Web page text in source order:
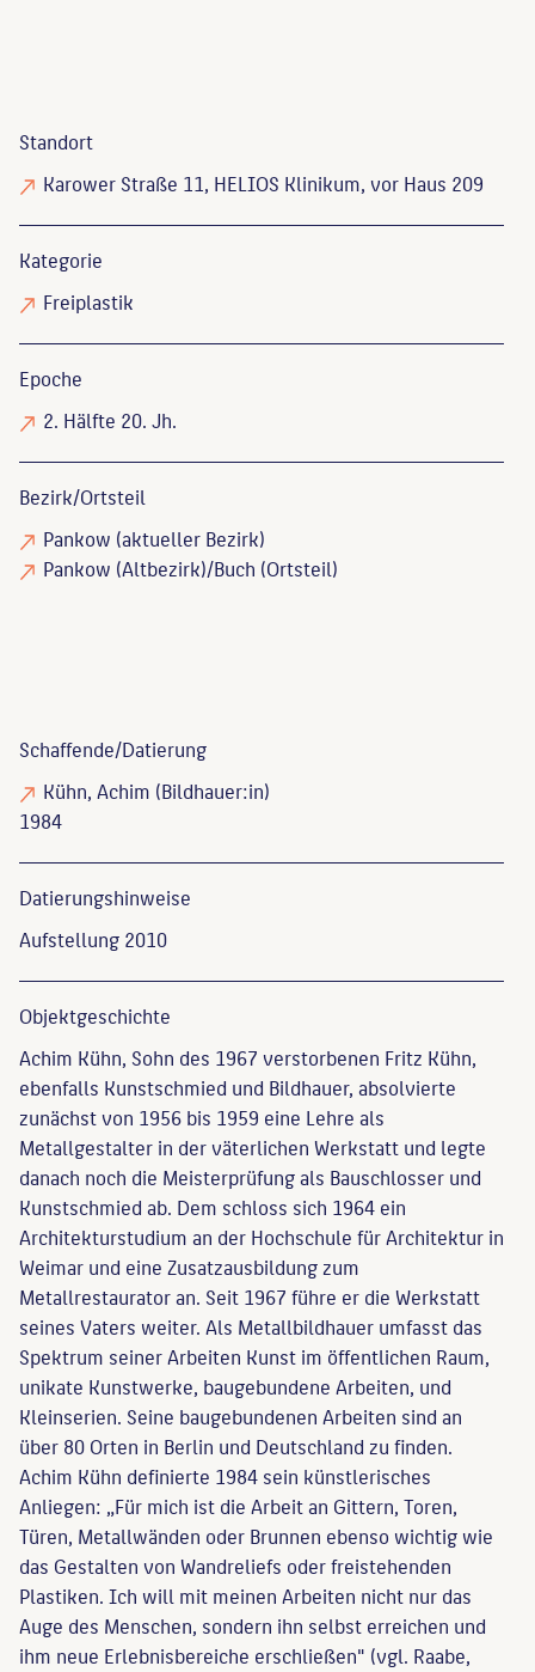
Standort
Karower Straße 11, HELIOS Klinikum, vor Haus 209
Kategorie
Freiplastik
Epoche
2. Hälfte 20. Jh.
Bezirk/Ortsteil
Pankow (aktueller Bezirk)
Pankow (Altbezirk)/Buch (Ortsteil)
Schaffende/Datierung
Kühn, Achim (Bildhauer:in)
1984
Datierungs­hinweise
Aufstellung 2010
Objekt­geschichte
Achim Kühn, Sohn des 1967 verstorbenen Fritz Kühn,
ebenfalls Kunstschmied und Bildhauer, absolvierte
zunächst von 1956 bis 1959 eine Lehre als
Metallgestalter in der väterlichen Werkstatt und legte
danach noch die Meisterprüfung als Bauschlosser und
Kunstschmied ab. Dem schloss sich 1964 ein
Architekturstudium an der Hochschule für Architektur in
Weimar und eine Zusatzausbildung zum
Metallrestaurator an. Seit 1967 führe er die Werkstatt
seines Vaters weiter. Als Metallbildhauer umfasst das
Spektrum seiner Arbeiten Kunst im öffentlichen Raum,
unikate Kunstwerke, baugebundene Arbeiten, und
Kleinserien. Seine baugebundenen Arbeiten sind an
über 80 Orten in Berlin und Deutschland zu finden.
Achim Kühn definierte 1984 sein künstlerisches
Anliegen: „Für mich ist die Arbeit an Gittern, Toren,
Türen, Metallwänden oder Brunnen ebenso wichtig wie
das Gestalten von Wandreliefs oder freistehenden
Plastiken. Ich will mit meinen Arbeiten nicht nur das
Auge des Menschen, sondern ihn selbst erreichen und
ihm neue Erlebnisbereiche erschließen" (vgl. Raabe,